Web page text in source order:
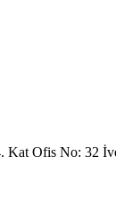
Kat Ofis No: 32